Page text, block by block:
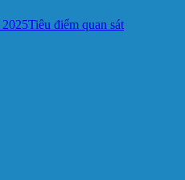
Tiêu điểm quan sát